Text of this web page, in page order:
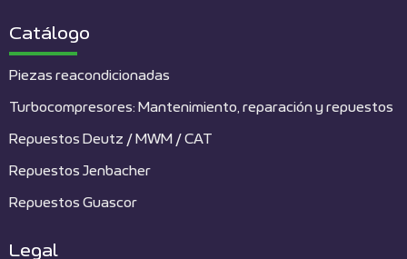
Catálogo
Piezas reacondicionadas
Turbocompresores: Mantenimiento, reparación y repuestos
Repuestos Deutz / MWM / CAT
Repuestos Jenbacher
Repuestos Guascor
Legal